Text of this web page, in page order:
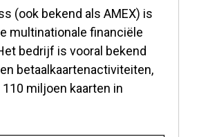
(ook bekend als AMEX) is
multinationale financiële
bedrijf is vooral bekend
betaalkaartenactiviteiten,
miljoen kaarten in